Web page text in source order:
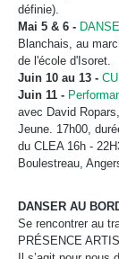
définie).
Mai 5 & 6 -
Blanchais, au
de l'école d'Isoret.
Juin 10 au 13 -
Juin 11 -
avec David
Jeune. 17h00,
du CLEA 16h -
Boulestreau,
DANSER AU
Se rencontrer au
PRÉSENCE